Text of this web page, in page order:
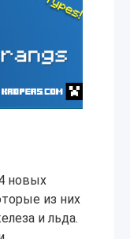
новых
из них
и льда.